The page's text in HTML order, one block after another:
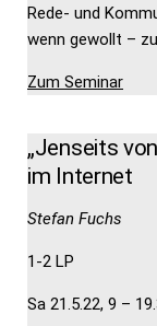
Rede- und
wenn gewollt –
Zum Seminar
„Jenseits
im Internet
Stefan Fuchs
1-2 LP
Sa 21.5.22, 9 –